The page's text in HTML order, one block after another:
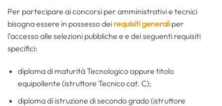
Per partecipare ai concorsi per amministrativi e tecnici
bisogna essere in possesso dei requisiti generali per
l’accesso alle selezioni pubbliche e e dei seguenti requisiti
specifici:
diploma di maturità Tecnologico oppure titolo
equipollente (istruttore Tecnico cat. C);
diploma di istruzione di secondo grado (istruttore